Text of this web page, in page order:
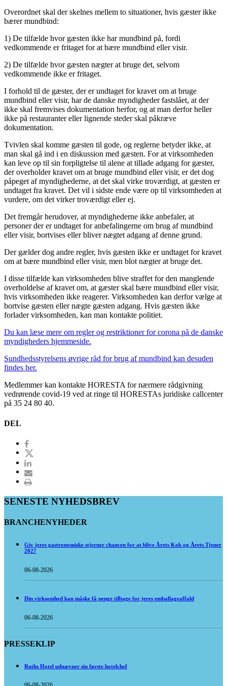
Overordnet skal der skelnes mellem to situationer, hvis gæster ikke
bærer mundbind:
1) De tilfælde hvor gæsten ikke har mundbind på, fordi
vedkommende er fritaget for at bære mundbind eller visir.
2) De tilfælde hvor gæsten nægter at bruge det, selvom
vedkommende ikke er fritaget.
I forhold til de gæster, der er undtaget for kravet om at bruge
mundbind eller visir, har de danske myndigheder fastslået, at der
ikke skal fremvises dokumentation herfor, og at man derfor heller
ikke på restauranter eller lignende steder skal påkræve
dokumentation.
Tvivlen skal komme gæsten til gode, og reglerne betyder ikke, at
man skal gå ind i en diskussion med gæsten. For at virksomheden
kan leve op til sin forpligtelse til alene at tillade adgang for gæster,
der overholder kravet om at bruge mundbind eller visir, er det dog
påpeget af myndighederne, at det skal virke troværdigt, at gæsten er
undtaget fra kravet. Det vil i sidste ende være op til virksomheden at
vurdere, om det virker troværdigt eller ej.
Det fremgår herudover, at myndighederne ikke anbefaler, at
personer der er undtaget for anbefalingerne om brug af mundbind
eller visir, bortvises eller bliver nægtet adgang af denne grund.
Der gælder dog andre regler, hvis gæsten ikke er undtaget for kravet
om at bære mundbind eller visir, men blot nægter at bruge det.
I disse tilfælde kan virksomheden blive straffet for den manglende
overholdelse af kravet om, at gæster skal bære mundbind eller visir,
hvis virksomheden ikke reagerer. Virksomheden kan derfor vælge at
bortvise gæsten eller nægte gæsten adgang. Hvis gæsten ikke
forlader virksomheden, kan man kontakte politiet.
Du kan læse mere om regler og restriktioner for corona på de danske
myndigheders hjemmeside.
Sundhedsstyrelsens øvrige råd for brug af mundbind kan desuden
findes her.
Medlemmer kan kontakte HORESTA for nærmere rådgivning
vedrørende covid-19 ved at ringe til HORESTAs juridiske callcenter
på 35 24 80 40.
DEL
SENESTE NYHEDSBREV
BRANCHENYHEDER
Giv jeres gastronomiske stjerner chancen for at blive Årets Kok og Årets Tjener
2027
06-08-2026
Din virksomhed kan måske få penge tilbage for jeres emballageaffald
06-08-2026
PRESSEKLIP
Ruths Hotel udnævner sin første hotelchef